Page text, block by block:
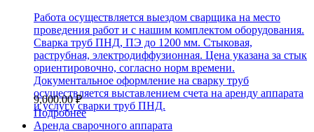
Работа осуществляется выездом сварщика на место
проведения работ и с нашим комплектом оборудования.
Сварка труб ПНД, ПЭ до 1200 мм. Стыковая,
раструбная, электродиффузионная. Цена указана за стык
ориентировочно, согласно норм времени.
Документальное оформление на сварку труб
осуществляется выставлением счета на аренду аппарата
и услугу сварки труб ПНД.
9,000.00₽
Подробнее
Аренда сварочного аппарата